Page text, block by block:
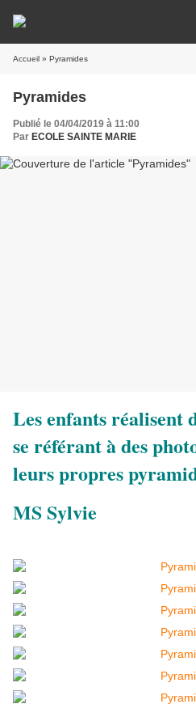
Accueil » Pyramides
Pyramides
Publié le 04/04/2019 à 11:00
Par ECOLE SAINTE MARIE
Les enfants réalisent
se référant à des
leurs propres
MS Sylvie